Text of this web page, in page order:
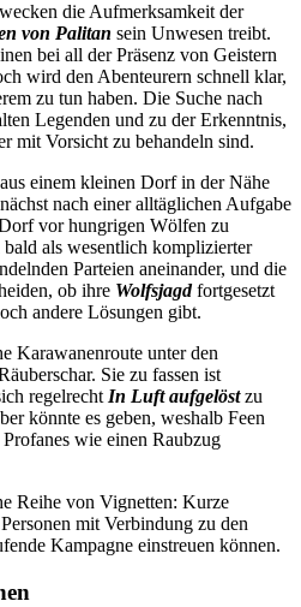
die Aufmerksamkeit der
von Palitan sein Unwesen treibt.
bei all der Präsenz von Geistern
wird den Abenteurern schnell klar,
zu tun haben. Die Suche nach
Legenden und zu der Erkenntnis,
mit Vorsicht zu behandeln sind.
einem kleinen Dorf in der Nähe
nach einer alltäglichen Aufgabe
vor hungrigen Wölfen zu
als wesentlich komplizierter
Parteien aneinander, und die
ob ihre Wolfsjagdfortgesetzt
andere Lösungen gibt.
Karawanenroute unter den
Sie zu fassen ist
regelrechtIn Luft aufgelöstzu
könnte es geben, weshalb Feen
wie einen Raubzug
Reihe von Vignetten: Kurze
mit Verbindung zu den
Kampagne einstreuen können.